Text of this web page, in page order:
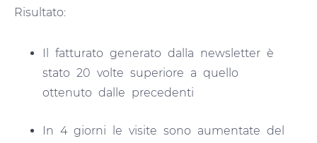
Risultato:
Il fatturato generato dalla newsletter è
stato 20 volte superiore a quello
ottenuto dalle precedenti
In 4 giorni le visite sono aumentate del